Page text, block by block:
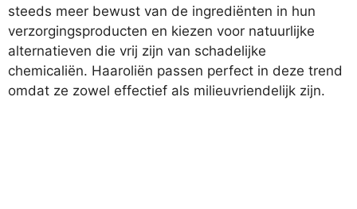
steeds meer bewust van de ingrediënten in hun
verzorgingsproducten en kiezen voor natuurlijke
alternatieven die vrij zijn van schadelijke
chemicaliën. Haaroliën passen perfect in deze trend
omdat ze zowel effectief als milieuvriendelijk zijn.